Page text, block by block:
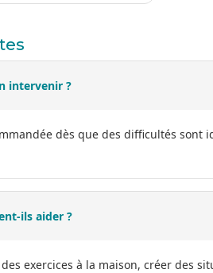
intervenir ?
dès que des difficultés sont
ils aider ?
exercices à la maison, créer des